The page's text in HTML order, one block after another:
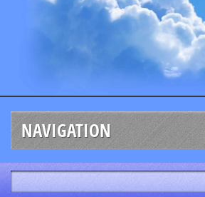
NAVIGATION